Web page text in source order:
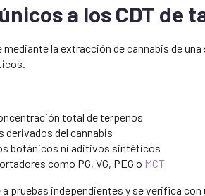
a los CDT de
la extracción de cannabis de
total de terpenos
derivados del cannabis
botánicos ni aditivos sintéticos
como PG, VG, PEG o MCT
pruebas independientes y se verifica